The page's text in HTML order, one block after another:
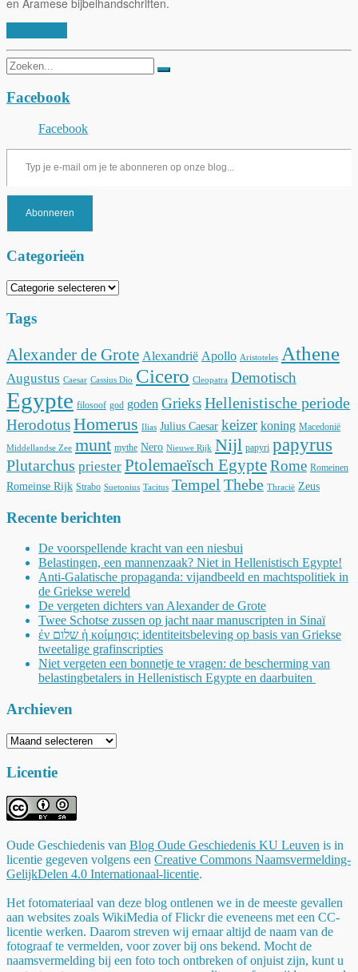
Zoeken
naar:
Facebook
Facebook
Typ je e-mail om je te abonneren op onze blog...
Abonneren
Categorieën
Categorieën
Tags
Alexander de Grote Alexandrië Apollo Aristoteles Athene
Augustus Caesar Cassius Dio Cicero Cleopatra Demotisch
Egypte filosoof god goden GrieksHellenistische periode
HerodotusHomerus Ilias Julius Caesar keizer koning Macedonië
Middellandse Zee munt mythe Nero Nieuwe Rijk Nijl papyri papyrus
Plutarchus priester Ptolemaeïsch EgypteRome Romeinen
Romeinse Rijk Strabo Suetonius Tacitus Tempel Thebe Thracië Zeus
Recente berichten
De voorspellende kracht van een niesbui
Belastingen, een mannenzaak? Niet in Hellenistisch Egypte!
Anti-Galatische propaganda: vijandbeeld en machtspolitiek in
de Griekse wereld
De vergeten dichters van Alexander de Grote
Twee Schotse zussen op jacht naar manuscripten in Sinaï
ἐν שלום ἡ κοίμησις: identiteitsbeleving op basis van Griekse
tweetalige grafinscripties
Niet vergeten een bonnetje te vragen: de bescherming van
belastingbetalers in Hellenistisch Egypte en daarbuiten
Archieven
Archieven
Licentie
Oude Geschiedenis van Blog Oude Geschiedenis KU Leuven is in
licentie gegeven volgens een Creative Commons Naamsvermelding-
GelijkDelen 4.0 Internationaal-licentie.
Het fotomateriaal van deze blog ontlenen we in de meeste gevallen
aan websites zoals WikiMedia of Flickr die eveneens met een CC-
licentie werken. Daarom streven wij ernaar altijd de naam van de
fotograaf te vermelden, voor zover bij ons bekend. Mocht de
naamsvermelding bij een foto toch ontbreken of onjuist zijn, kunt u